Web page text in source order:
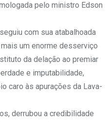
pelo ministro Edson
com sua atabalhoada
um enorme desserviço
da delação ao premiar
e imputabilidade,
caro às apurações da Lava-
derrubou a credibilidade